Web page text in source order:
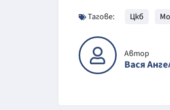
Тагове: Цкб
Автор
Вася